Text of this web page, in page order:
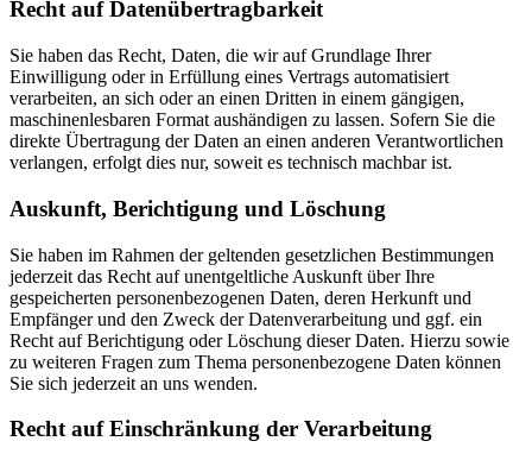
Recht auf Daten­übertrag­barkeit
Sie haben das Recht, Daten, die wir auf Grundlage Ihrer
Einwilligung oder in Erfüllung eines Vertrags automatisiert
verarbeiten, an sich oder an einen Dritten in einem gängigen,
maschinenlesbaren Format aushändigen zu lassen. Sofern Sie die
direkte Übertragung der Daten an einen anderen Verantwortlichen
verlangen, erfolgt dies nur, soweit es technisch machbar ist.
Auskunft, Berichtigung und Löschung
Sie haben im Rahmen der geltenden gesetzlichen Bestimmungen
jederzeit das Recht auf unentgeltliche Auskunft über Ihre
gespeicherten personenbezogenen Daten, deren Herkunft und
Empfänger und den Zweck der Datenverarbeitung und ggf. ein
Recht auf Berichtigung oder Löschung dieser Daten. Hierzu sowie
zu weiteren Fragen zum Thema personenbezogene Daten können
Sie sich jederzeit an uns wenden.
Recht auf Einschränkung der Verarbeitung